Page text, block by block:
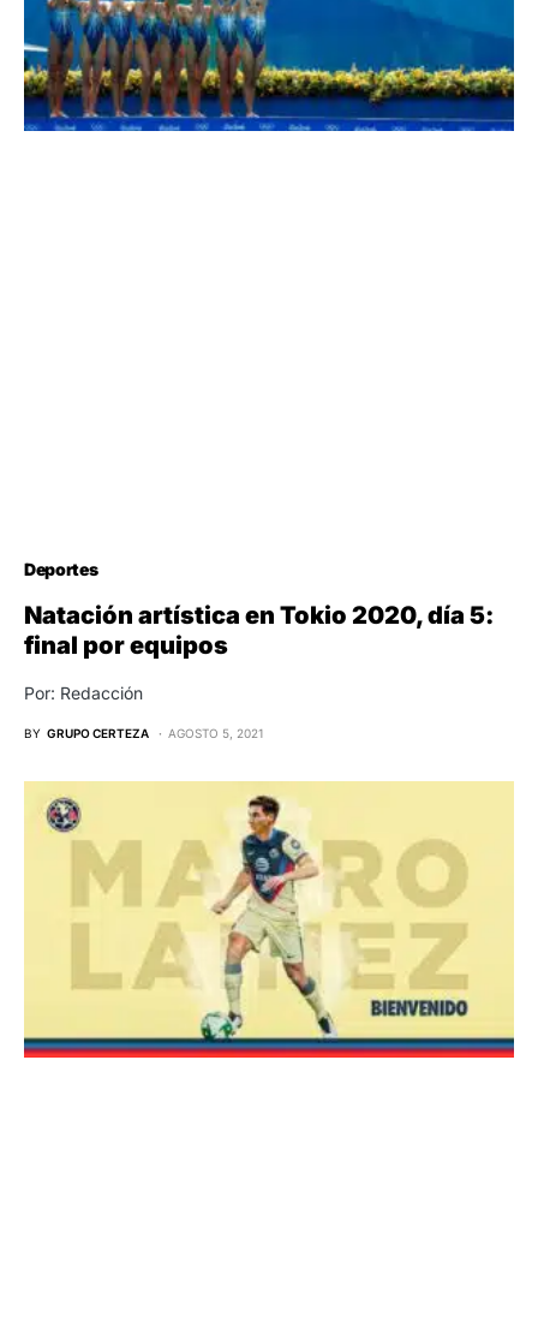
Deportes
Natación artística en Tokio 2020, día 5:
final por equipos
Por: Redacción
BY GRUPO CERTEZA AGOSTO 5, 2021